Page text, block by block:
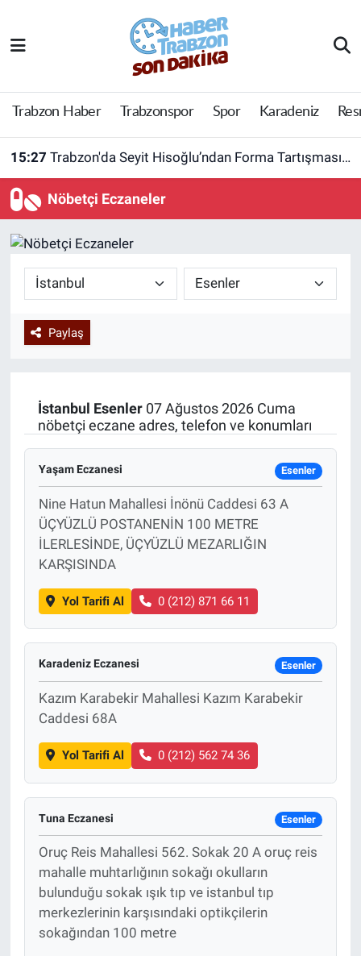
Trabzon Haber Trabzonspor Spor Karadeniz
15:27 Trabzon'da Seyit Hisoğlu’ndan Forma Tartışmasına Sert Çıkış!
Nöbetçi Eczaneler
Paylaş
İstanbul Esenler07 Ağustos 2026 Cuma
nöbetçi eczane adres, telefon ve konumları
Yaşam Eczanesi Esenler
Nine Hatun Mahallesi İnönü Caddesi 63 A
ÜÇYÜZLÜ POSTANENİN 100 METRE
İLERLESİNDE, ÜÇYÜZLÜ MEZARLIĞIN
KARŞISINDA
Yol Tarifi Al 0 (212) 871 66 11
Karadeniz Eczanesi Esenler
Kazım Karabekir Mahallesi Kazım Karabekir
Caddesi 68A
Yol Tarifi Al 0 (212) 562 74 36
Tuna Eczanesi Esenler
Oruç Reis Mahallesi 562. Sokak 20 A oruç reis
mahalle muhtarlığının sokağı okulların
bulunduğu sokak ışık tıp ve istanbul tıp
merkezlerinin karşısındaki optikçilerin
sokağından 100 metre
Trabzon Haber
Trabzonspor
Yazarlar
Trabzon Nöbetçi Eczaneler
Trabzon Hava Durumu
Tüm Manşetler
Haber Arşivi